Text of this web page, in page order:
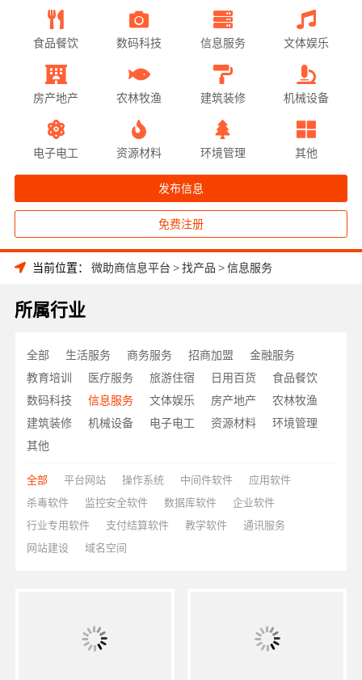
食品餐饮 数码科技 信息服务 文体娱乐
房产地产 农林牧渔 建筑装修 机械设备
电子电工 资源材料 环境管理 其他
发布信息
免费注册
当前位置： 微助商信息平台 >找产品 >信息服务
所属行业
全部 生活服务 商务服务 招商加盟
金融服务
教育培训
医疗服务 旅游住宿 日用百货
食品餐饮
数码科技
信息服务 文体娱乐 房产地产
农林牧渔
建筑装修
机械设备 电子电工 资源材料
环境管理
其他
全部 平台网站 操作系统 中间件软件
应用软件
杀毒软件
监控安全软件 数据库软件
企业软件
行业专用软件
支付结算软件 教学软件
通讯服务
网站建设
域名空间